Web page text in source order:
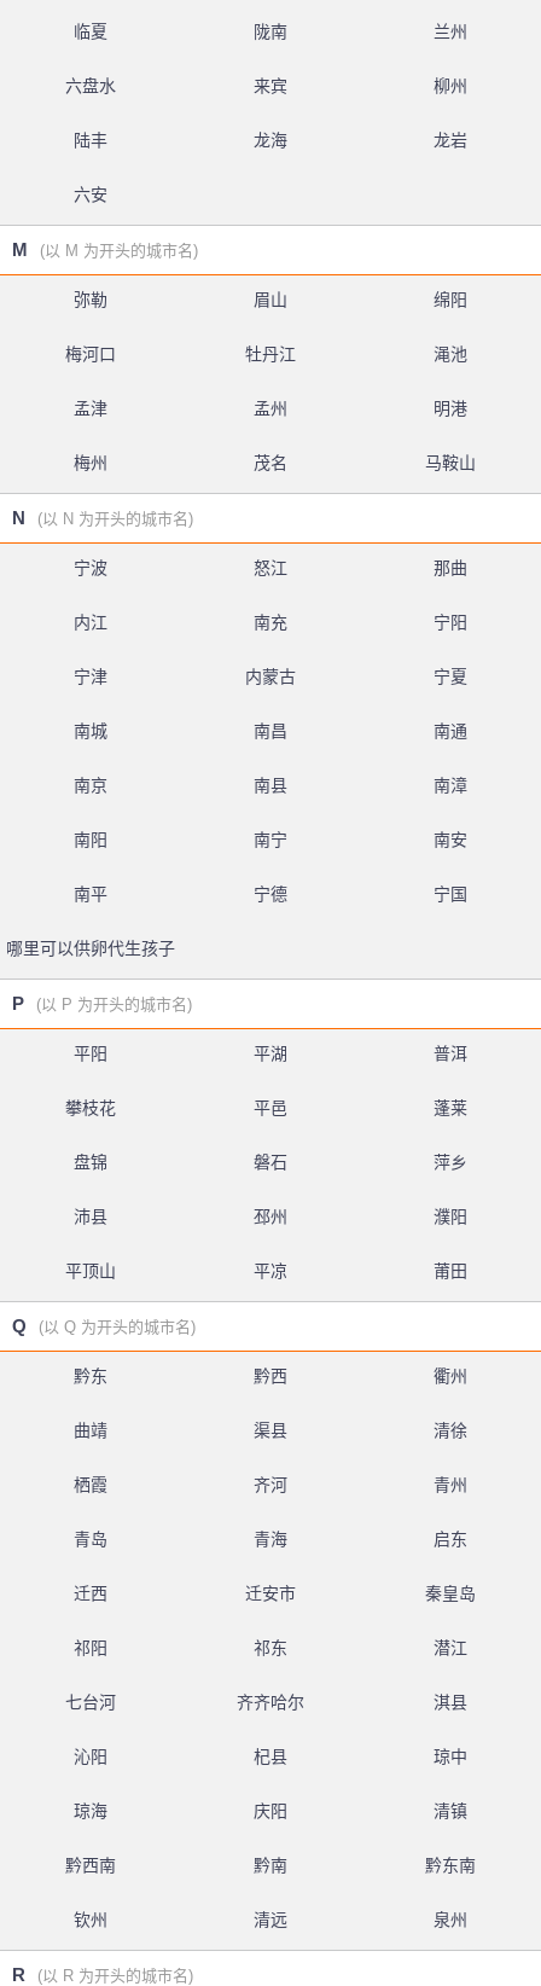
临夏 陇南 兰州
六盘水 来宾 柳州
陆丰 龙海 龙岩
六安
M (以 M 为开头的城市名)
弥勒 眉山 绵阳
梅河口 牡丹江 渑池
孟津 孟州 明港
梅州 茂名 马鞍山
N (以 N 为开头的城市名)
宁波 怒江 那曲
内江 南充 宁阳
宁津 内蒙古 宁夏
南城 南昌 南通
南京 南县 南漳
南阳 南宁 南安
南平 宁德 宁国
哪里可以供卵代生孩子
P (以 P 为开头的城市名)
平阳 平湖 普洱
攀枝花 平邑 蓬莱
盘锦 磐石 萍乡
沛县 邳州 濮阳
平顶山 平凉 莆田
Q (以 Q 为开头的城市名)
黔东 黔西 衢州
曲靖 渠县 清徐
栖霞 齐河 青州
青岛 青海 启东
迁西 迁安市 秦皇岛
祁阳 祁东 潜江
七台河 齐齐哈尔 淇县
沁阳 杞县 琼中
琼海 庆阳 清镇
黔西南 黔南 黔东南
钦州 清远 泉州
R (以 R 为开头的城市名)